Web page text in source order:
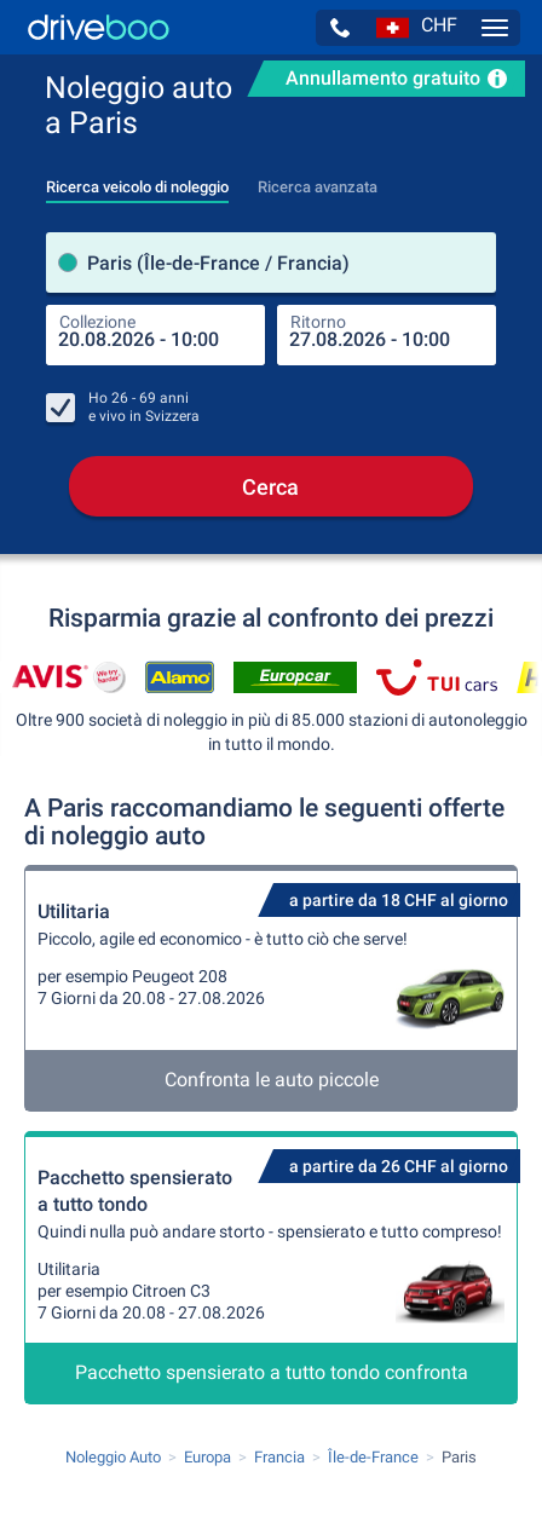
CHF
Annullamento gratuito
Noleggio auto
a Paris
Ricerca veicolo di noleggio Ricerca avanzata
Paris (Île-de-France / Francia)
Collezione Ritorno
Ho 26 - 69 anni
e vivo in Svizzera
Cerca
Risparmia grazie al confronto dei prezzi
Oltre 900 società di noleggio in più di 85.000 stazioni di autonoleggio
in tutto il mondo.
A Paris raccomandiamo le seguenti offerte
di noleggio auto
a partire da 18 CHF al giorno
Utilitaria
Piccolo, agile ed economico - è tutto ciò che serve!
per esempio Peugeot 208
7 Giorni da 20.08 - 27.08.2026
Confronta le auto piccole
a partire da 26 CHF al giorno
Pacchetto spensierato
a tutto tondo
Quindi nulla può andare storto - spensierato e tutto compreso!
Utilitaria
per esempio Citroen C3
7 Giorni da 20.08 - 27.08.2026
Pacchetto spensierato a tutto tondo confronta
Noleggio Auto Europa Francia Île-de-France Paris